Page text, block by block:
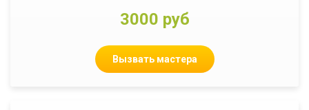
3000 руб
Вызвать мастера